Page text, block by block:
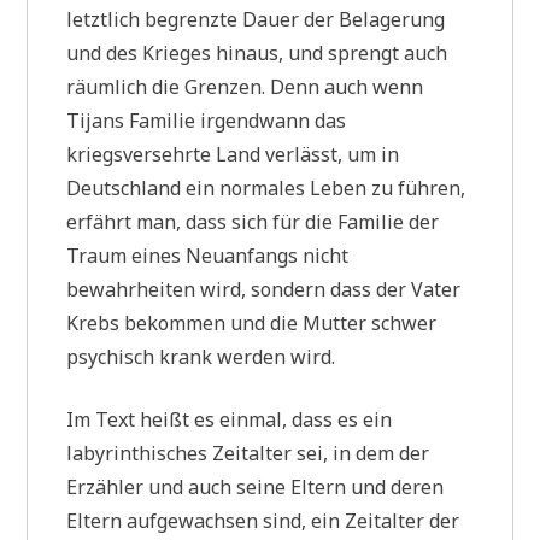
letztlich begrenzte Dauer der Belagerung
und des Krieges hinaus, und sprengt auch
räumlich die Grenzen. Denn auch wenn
Tijans Familie irgendwann das
kriegsversehrte Land verlässt, um in
Deutschland ein normales Leben zu führen,
erfährt man, dass sich für die Familie der
Traum eines Neuanfangs nicht
bewahrheiten wird, sondern dass der Vater
Krebs bekommen und die Mutter schwer
psychisch krank werden wird.
Im Text heißt es einmal, dass es ein
labyrinthisches Zeitalter sei, in dem der
Erzähler und auch seine Eltern und deren
Eltern aufgewachsen sind, ein Zeitalter der